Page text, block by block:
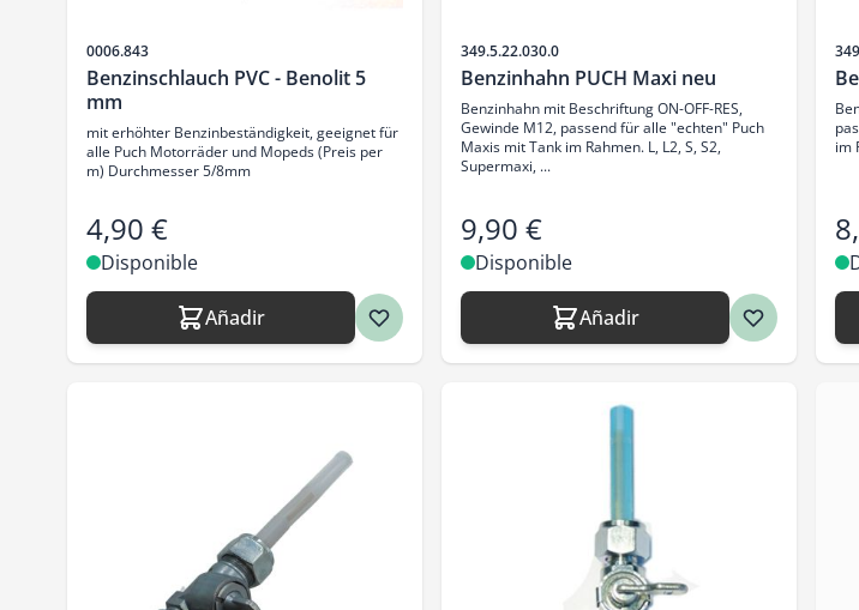
SKU
0006.843
Benzinschlauch PVC - Benolit 5
mm
mit erhöhter Benzinbeständigkeit, geeignet für
alle Puch Motorräder und Mopeds (Preis per
m) Durchmesser 5/8mm
4,90 €
Disponible
Añadir
SKU
349.5.22.030.0
Benzinhahn PUCH Maxi neu
Benzinhahn mit Beschriftung ON-OFF-RES,
Gewinde M12, passend für alle "echten" Puch
Maxis mit Tank im Rahmen. L, L2, S, S2,
Supermaxi, ...
9,90 €
Disponible
Añadir
im